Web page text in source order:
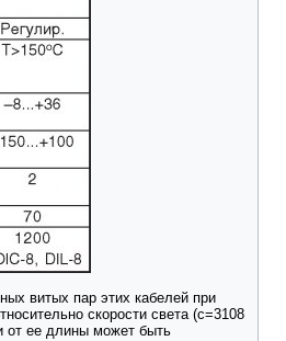
витых пар этих кабелей при
скорости света (с=3108
от ее длины может быть